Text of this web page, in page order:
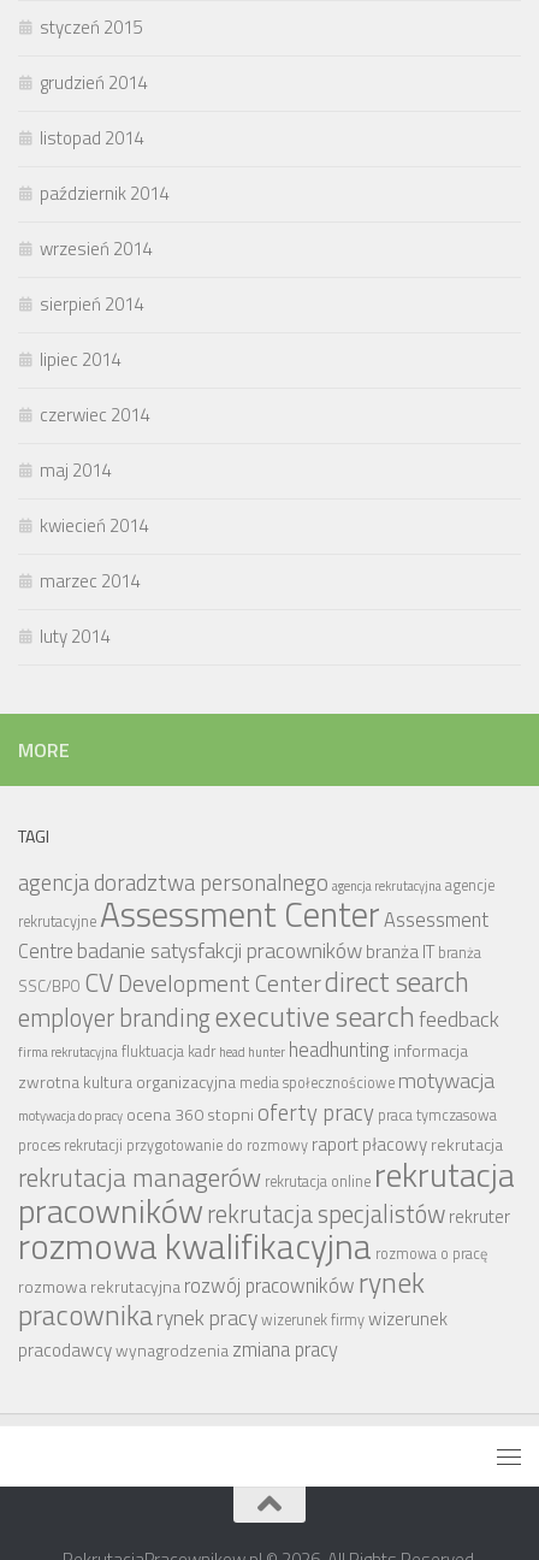
styczeń 2015
grudzień 2014
listopad 2014
październik 2014
wrzesień 2014
sierpień 2014
lipiec 2014
czerwiec 2014
maj 2014
kwiecień 2014
marzec 2014
luty 2014
MORE
TAGI
agencja doradztwa personalnego agencja rekrutacyjnaagencje
rekrutacyjne Assessment CenterAssessment
Centre badanie satysfakcji pracownikówbranża IT branża
SSC/BPO CV Development Centerdirect search
employer brandingexecutive searchfeedback
firma rekrutacyjnafluktuacja kadr head hunter headhunting informacja
zwrotnakultura organizacyjna media społecznościowe motywacja
motywacja do pracy ocena 360 stopni oferty pracy praca tymczasowa
proces rekrutacji przygotowanie do rozmowy raport płacowyrekrutacja
rekrutacja managerów rekrutacja online rekrutacja
pracownikówrekrutacja specjalistówrekruter
rozmowa kwalifikacyjna rozmowa o pracę
rozmowa rekrutacyjnarozwój pracowników rynek
pracownikarynek pracywizerunek firmywizerunek
pracodawcywynagrodzeniazmiana pracy